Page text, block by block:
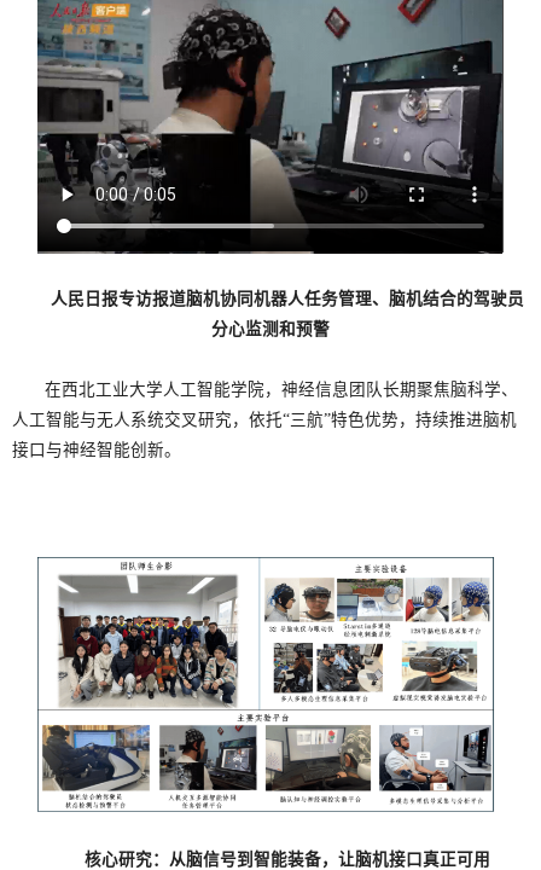
人民日报专访报道脑机协同机器人任务管理、 脑机结合的驾驶员
分心监测和预警
在西北工业大学人工智能学院，神经信息团队长期聚焦脑科学、
人工智能与无人系统交叉研究，依托“三航”特色优势，持续推进脑机
接口与神经智能创新。
核心研究： 从脑信号到智能装备，让脑机接口真正可用